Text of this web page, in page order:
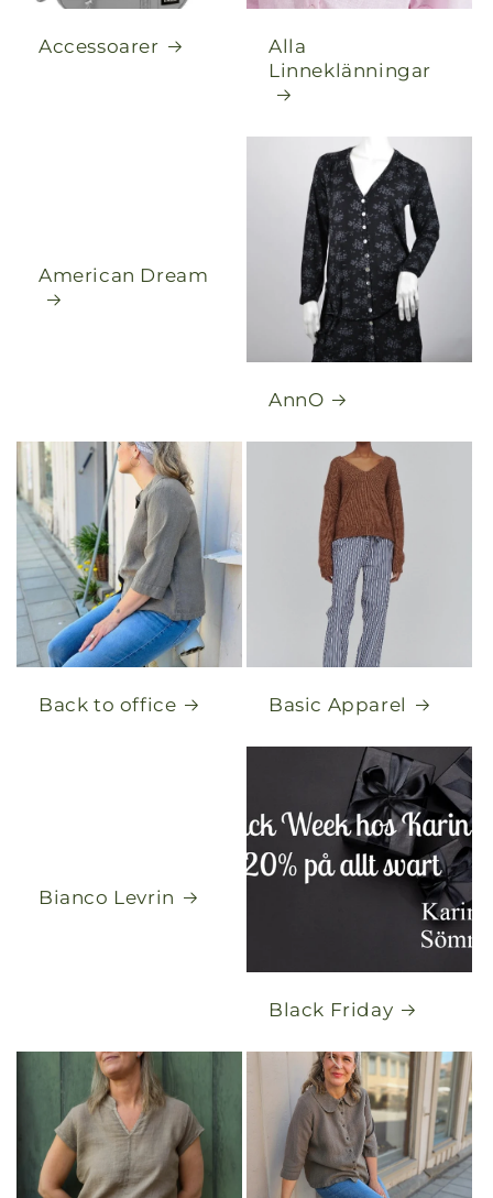
Accessoarer
Alla
Linneklänningar
American Dream
AnnO
Back to office Basic Apparel
Bianco Levrin
Black Friday